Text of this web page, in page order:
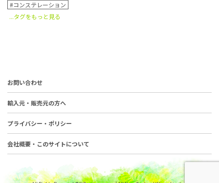
#コンステレーション
...タグをもっと見る
お問い合わせ
輸入元・販売元の方へ
プライバシー・ポリシー
会社概要・このサイトについて